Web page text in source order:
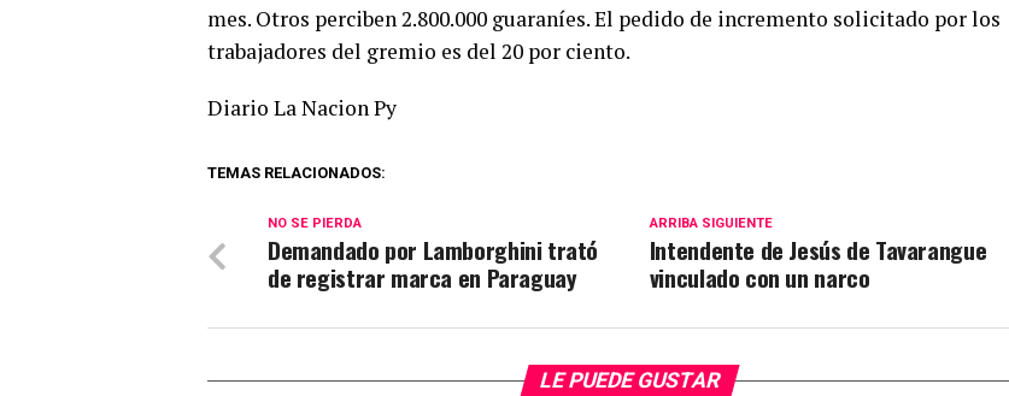
mes. Otros perciben 2.800.000 guaraníes. El pedido de incremento solicitado por los
trabajadores del gremio es del 20 por ciento.
Diario La Nacion Py
TEMAS RELACIONADOS:
ARRIBA SIGUIENTE
Intendente de Jesús de Tavarangue
vinculado con un narco
NO SE PIERDA
Demandado por Lamborghini trató
de registrar marca en Paraguay
LE PUEDE GUSTAR